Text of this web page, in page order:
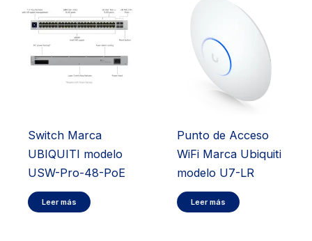
Switch Marca
UBIQUITI modelo
USW-Pro-48-PoE
Leer más
Punto de Acceso
WiFi Marca Ubiquiti
modelo U7-LR
Leer más